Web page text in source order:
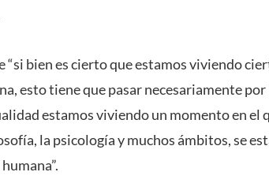
“si bien es cierto que estamos viviendo
esto tiene que pasar necesariamente
estamos viviendo un momento en el
la psicología y muchos ámbitos, se